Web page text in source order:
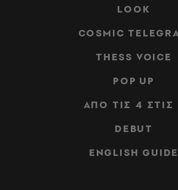
LOOK
COSMIC
THESS VOICE
POP UP
ΑΠΟ ΤΙΣ 4 ΣΤΙΣ
DEBUT
ENGLISH GUIDE